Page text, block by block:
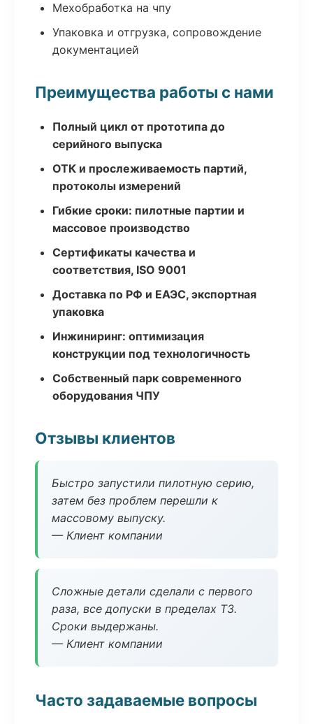
Мехобработка на чпу
Упаковка и отгрузка, сопровождение
документацией
Преимущества работы с нами
Полный цикл от прототипа до
серийного выпуска
ОТК и прослеживаемость партий,
протоколы измерений
Гибкие сроки: пилотные партии и
массовое производство
Сертификаты качества и
соответствия, ISO 9001
Доставка по РФ и ЕАЭС, экспортная
упаковка
Инжиниринг: оптимизация
конструкции под технологичность
Собственный парк современного
оборудования ЧПУ
Отзывы клиентов
Быстро запустили пилотную серию,
затем без проблем перешли к
массовому выпуску.
— Клиент компании
Сложные детали сделали с первого
раза, все допуски в пределах ТЗ.
Сроки выдержаны.
— Клиент компании
Часто задаваемые вопросы